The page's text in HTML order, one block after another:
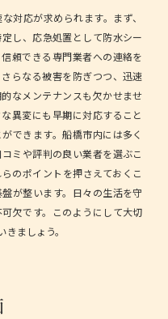
対応が求められます。まず、
し、応急処置として防水シー
頼できる専門業者への連絡を
らなる被害を防ぎつつ、迅速
なメンテナンスも欠かせませ
異変にも早期に対応すること
できます。船橋市内には多く
ミや評判の良い業者を選ぶこ
のポイントを押さえておくこ
が整います。日々の生活を守
欠です。このようにして大切
ましょう。